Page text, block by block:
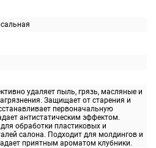
удаляет пыль, грязь, масляные и
Защищает от старения и
первоначальную
антистатическим эффектом.
обработки пластиковых и
салона. Подходит для молдингов и
приятным ароматом клубники.